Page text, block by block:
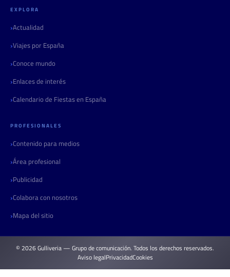
EXPLORA
Actualidad
Viajes por España
Conoce mundo
Enlaces de interés
Calendario de Fiestas en España
PROFESIONALES
Contenido para medios
Área profesional
Publicidad
Colabora con nosotros
Mapa del sitio
© 2026 Gulliveria — Grupo de comunicación. Todos los derechos reservados.
Aviso legalPrivacidadCookies